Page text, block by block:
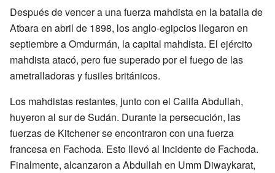
Después de vencer a una fuerza mahdista en la batalla de
Atbara en abril de 1898, los anglo-egipcios llegaron en
septiembre a Omdurmán, la capital mahdista. El ejército
mahdista atacó, pero fue superado por el fuego de las
ametralladoras y fusiles británicos.
Los mahdistas restantes, junto con el Califa Abdullah,
huyeron al sur de Sudán. Durante la persecución, las
fuerzas de Kitchener se encontraron con una fuerza
francesa en Fachoda. Esto llevó al Incidente de Fachoda.
Finalmente, alcanzaron a Abdullah en Umm Diwaykarat,